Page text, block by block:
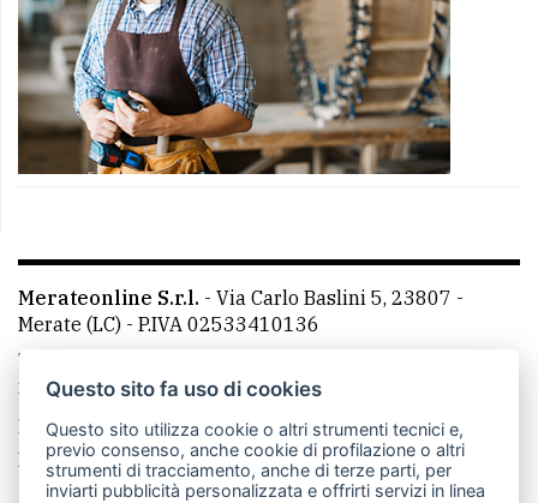
Merateonline S.r.l. - Via Carlo Baslini 5, 23807 -
Merate (LC) - P.IVA 02533410136
Telefono:
mail: redazione@merateonline.it
La redazione
CasateOnline LeccoOnline
RSS
Made by VIP
Questo sito fa uso di cookies
Questo sito utilizza cookie o altri strumenti tecnici e,
previo consenso, anche cookie di profilazione o altri
strumenti di tracciamento, anche di terze parti, per
inviarti pubblicità personalizzata e offrirti servizi in linea